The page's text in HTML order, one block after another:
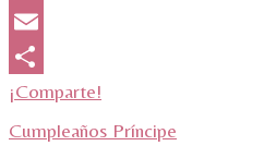
WhatsApp
Email
¡Comparte!
Cumpleaños Príncipe